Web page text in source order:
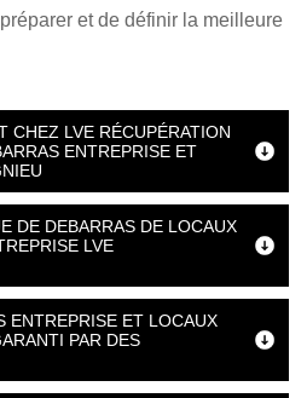
et de définir la meilleure
CHEZ LVE RÉCUPÉRATION
ENTREPRISE ET
DE DEBARRAS DE LOCAUX
LVE
ENTREPRISE ET LOCAUX
PAR DES